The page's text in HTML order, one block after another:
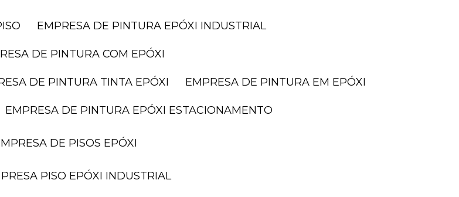
EMPRESA DE PINTURA EPÓXI INDUSTRIAL
DE PINTURA COM EPÓXI
DE PINTURA TINTA EPÓXI EMPRESA DE PINTURA EM EPÓXI
EMPRESA DE PINTURA EPÓXI ESTACIONAMENTO
EMPRESA DE PISOS EPÓXI
PISO EPÓXI INDUSTRIAL